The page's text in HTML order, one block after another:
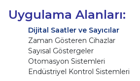
Uygulama Alanları:
Dijital Saatler ve Sayıcılar
Zaman Gösteren Cihazlar
Sayısal Göstergeler
Otomasyon Sistemleri
Endüstriyel Kontrol Sistemleri